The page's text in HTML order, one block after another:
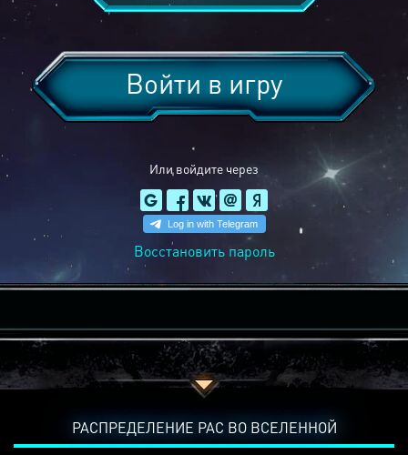
Или войдите через
Войти в игру
Восстановить пароль
РАСПРЕДЕЛЕНИЕ РАС ВО ВСЕЛЕННОЙ